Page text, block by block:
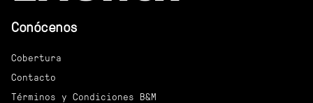
Conócenos
Cobertura
Contacto
Términos y Condiciones B&M